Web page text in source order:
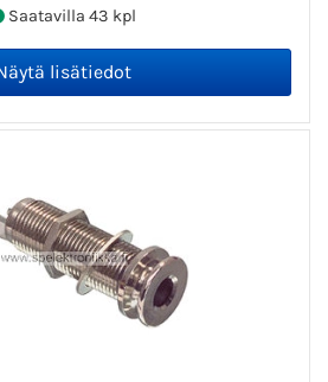
Saatavilla 43 kpl